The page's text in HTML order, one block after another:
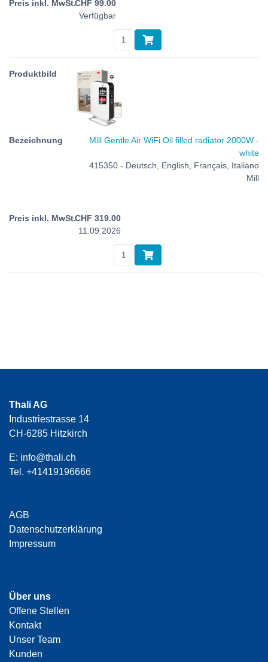
CHF 99.00
Verfügbar
Mill Gentle Air WiFi Oil filled radiator 2000W -
white
415350 - Deutsch, English, Français, Italiano
Mill
CHF 319.00
11.09.2026
Thali AG
Industriestrasse 14
CH-6285 Hitzkirch
E: info@thali.ch
Tel. +41419196666
AGB
Datenschutzerklärung
Impressum
Über uns
Offene Stellen
Kontakt
Unser Team
Kunden